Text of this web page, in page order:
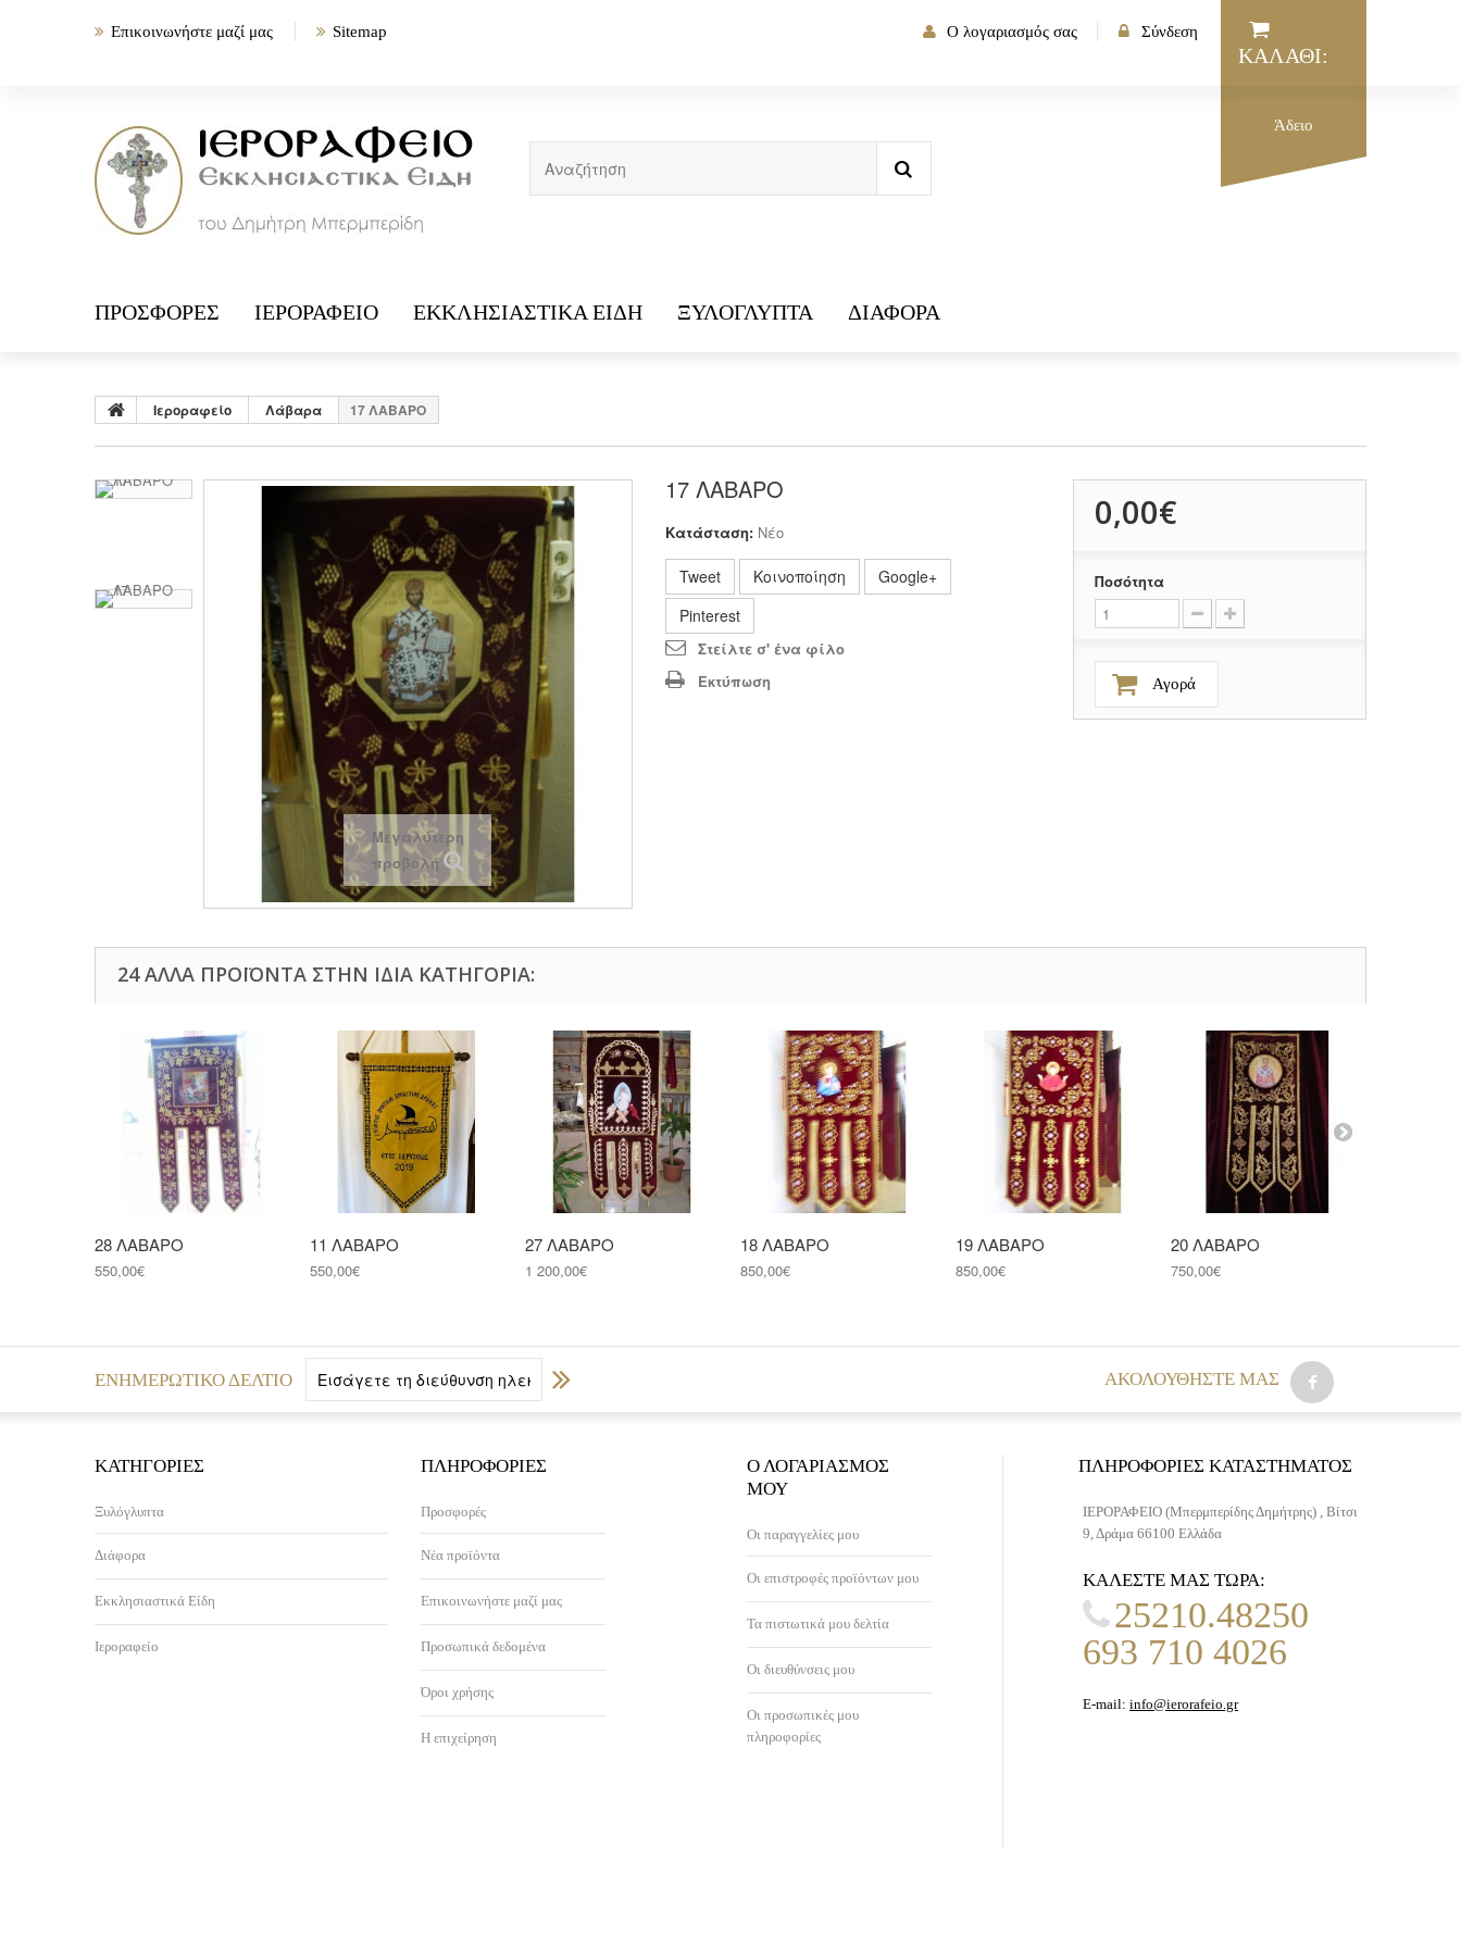
ΚΑΛΆΘΙ:
Άδειο
Σύνδεση
Ο λογαριασμός σας
Επικοινωνήστε μαζί μας Sitemap
ΠΡΟΣΦΟΡΈΣ ΙΕΡΟΡΑΦΕΊΟ ΕΚΚΛΗΣΙΑΣΤΙΚΆ ΕΊΔΗ ΞΥΛΌΓΛΥΠΤΑ ΔΙΆΦΟΡΑ
Ιεροραφείο Λάβαρα 17 ΛΑΒΑΡΟ
Μεγαλύτερη
προβολή
17 ΛΑΒΑΡΟ
Κατάσταση: Νέο
Tweet Κοινοποίηση
Google+
Pinterest
Στείλτε σ' ένα φίλο
Εκτύπωση
0,00€
Ποσότητα
Αγορά
24 ΆΛΛΑ ΠΡΟΪΌΝΤΑ ΣΤΗΝ ΊΔΙΑ ΚΑΤΗΓΟΡΊΑ:
28 ΛΑΒΑΡΟ
550,00€
11 ΛΑΒΑΡΟ
550,00€
27 ΛΑΒΑΡΟ
1 200,00€
18 ΛΑΒΑΡΟ
850,00€
19 ΛΑΒΑΡΟ
850,00€
20 ΛΑΒΑΡΟ
750,00€
ΕΝΗΜΕΡΩΤΙΚΌ ΔΕΛΤΊΟ AΚΟΛΟΥΘΉΣΤΕ ΜΑΣ
ΚΑΤΗΓΟΡΊΕΣ
Ξυλόγλυπτα
Διάφορα
Εκκλησιαστικά Είδη
Ιεροραφείο
ΠΛΗΡΟΦΟΡΊΕΣ
Προσφορές
Νέα προϊόντα
Επικοινωνήστε μαζί μας
Προσωπικά δεδομένα
Όροι χρήσης
Η επιχείρηση
Ο ΛΟΓΑΡΙΑΣΜΌΣ
ΜΟΥ
Οι παραγγελίες μου
Οι επιστροφές προϊόντων μου
Τα πιστωτικά μου δελτία
Οι διευθύνσεις μου
Οι προσωπικές μου
πληροφορίες
ΠΛΗΡΟΦΟΡΊΕΣ ΚΑΤΑΣΤΉΜΑΤΟΣ
ΙΕΡΟΡΑΦΕΙΟ (Μπερμπερίδης Δημήτρης) , Βίτσι
9, Δράμα 66100 Ελλάδα
ΚΑΛΈΣΤΕ ΜΑΣ ΤΏΡΑ:
25210.48250
693 710 4026
E-mail: info@ierorafeio.gr